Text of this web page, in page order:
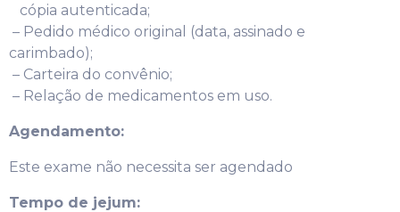
cópia autenticada;
– Pedido médico original (data, assinado e
carimbado);
– Carteira do convênio;
– Relação de medicamentos em uso.
Agendamento:
Este exame não necessita ser agendado
Tempo de jejum: